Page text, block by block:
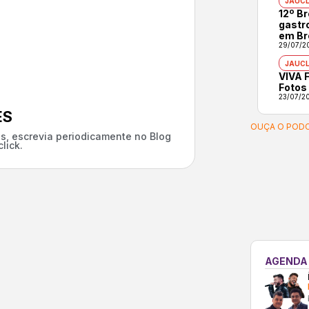
escrevia periodicamente no Blog
12º
em
29/07/
VIVA
Fotos
23/07/
OUÇA O